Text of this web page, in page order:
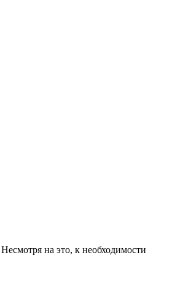
на это, к необходимости